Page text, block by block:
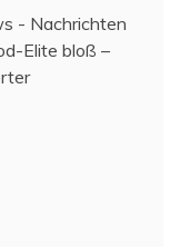
- Nachrichten
Elite bloß –